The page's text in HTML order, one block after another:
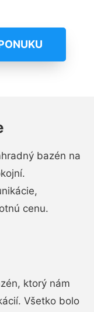
bazén na
cenu.
ktorý nám
Všetko bolo